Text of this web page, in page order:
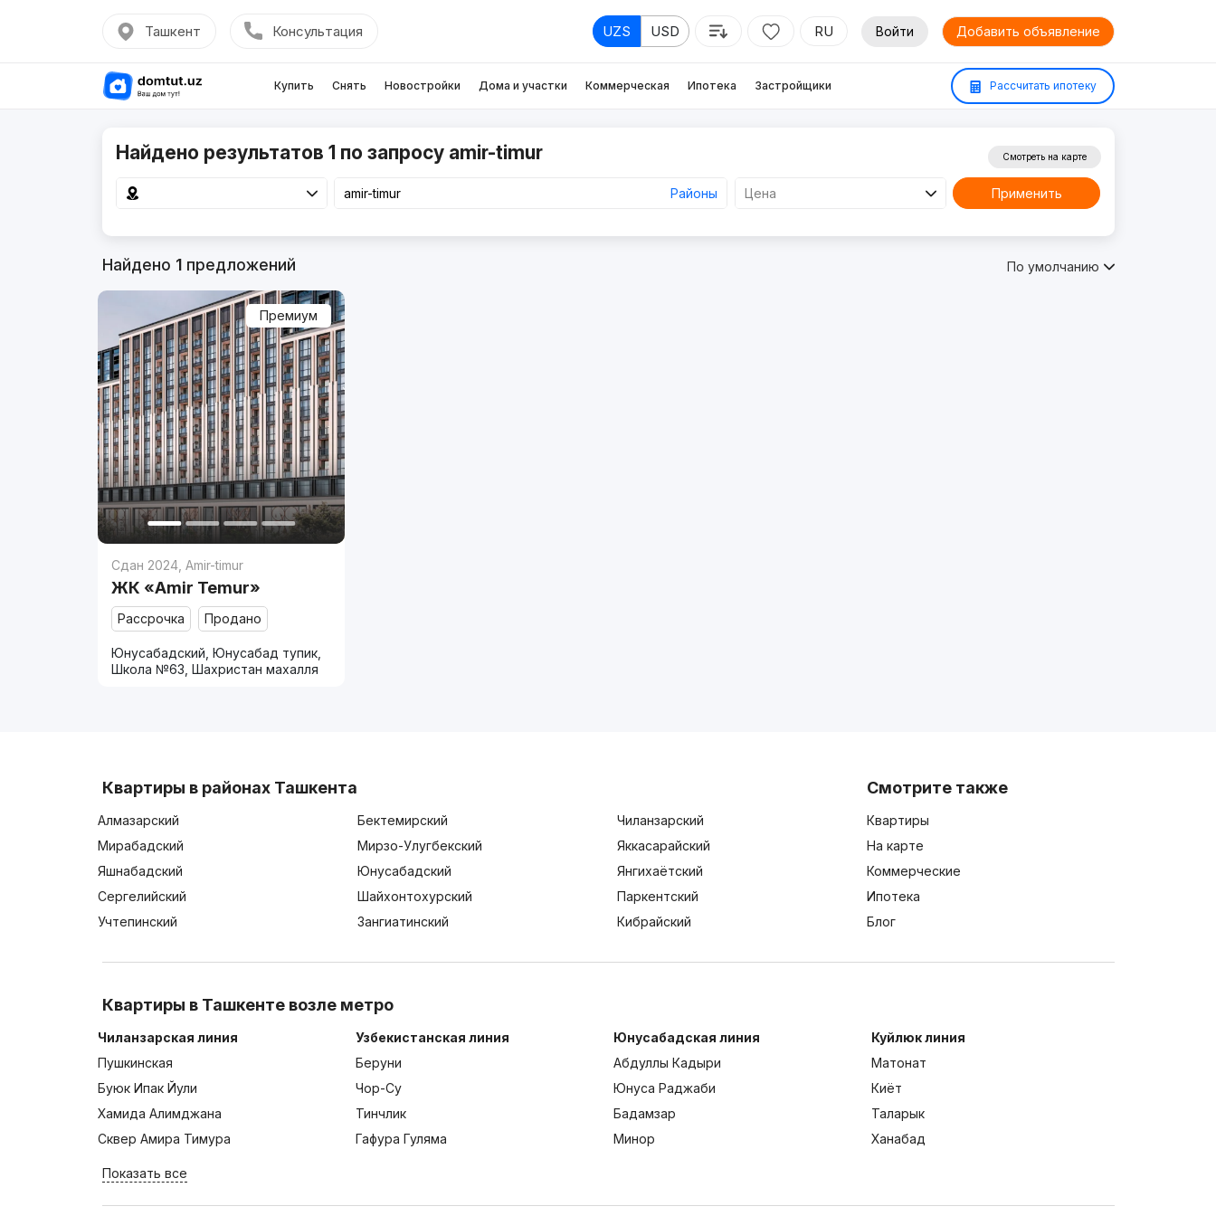
Ташкент Консультация UZS USD RU Войти Добавить объявление
Купить Снять Новостройки Дома и участки Коммерческая Ипотека Застройщики Рассчитать ипотеку
Найдено результатов 1 по запросу amir-timur
Районы Цена
Смотреть на карте
Применить
Найдено 1предложений По умолчанию
Премиум
Сдан 2024 ,Amir-timur
ЖК «Amir Temur»
Рассрочка Продано
Юнусабадский, Юнусабад тупик,
Школа №63, Шахристан махалля
Квартиры в районах Ташкента
Алмазарский Бектемирский
Чиланзарский
Мирабадский
Мирзо-Улугбекский
Яккасарайский
Яшнабадский
Юнусабадский
Янгихаётский
Сергелийский
Шайхонтохурский
Паркентский
Учтепинский
Зангиатинский Кибрайский
Смотрите также
Квартиры
На карте
Коммерческие
Ипотека
Блог
Квартиры в Ташкенте возле метро
Чиланзарская линия
Пушкинская
Буюк Ипак Йули
Хамида Алимджана
Сквер Амира Тимура
Узбекистанская линия
Беруни
Чор-Су
Тинчлик
Гафура Гуляма
Юнусабадская линия
Абдуллы Кадыри
Юнуса Раджаби
Бадамзар
Минор
Куйлюк линия
Матонат
Киёт
Таларык
Ханабад
Показать все